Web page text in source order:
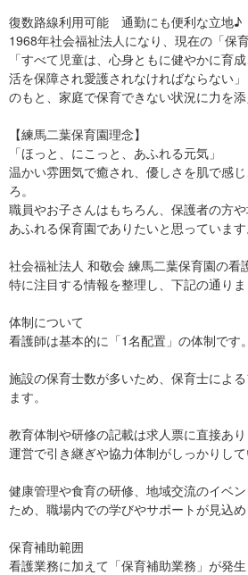
復数路線利用可能 通勤にも便利な立地♪
1968年社会福祉法人になり、現在の「保
「すべて児童は、心身ともに健やかに育
活を保障され愛護されなければならない
のもと、家庭で保育できない状況に力を添
【練馬二葉保育園理念】
「ほっと、にこっと、あふれる元気」
温かい雰囲気で癒され、優しさを肌で感
ろ。
職員やお子さんはもちろん、保護者の方
あふれる保育園でありたいと思っています
社会福祉法人 和敬会 練馬二葉保育園の看
特に注目する情報を整理し、下記の通りま
体制について
看護師は基本的に「1名配置」の体制です。​
施設の保育士数が多いため、保育士によ
ます。​
教育体制や研修の記載は求人票に直接あ
運営で引き継ぎや協力体制がしっかりして
健康管理や食育の研修、地域交流のイベ
ため、職場内での学びやサポートが見込め
保育補助範囲
看護業務に加えて「保育補助業務」が発生